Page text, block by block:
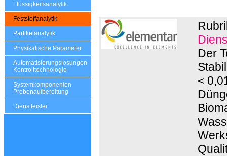
Flüssigkeitsanalytik
Feststoffanalytik
Partikelanalytik
Physikalische Parameter
Automatisierungslösungen
Kontrolltechnologie
Systemkomponenten
Probenaufbereitung
Dienstleister
Der
<